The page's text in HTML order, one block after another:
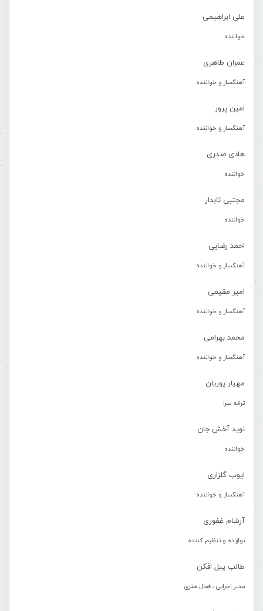
علی ابراهیمی
خواننده
عمران طاهری
آهنگساز و خواننده
امین پرور
آهنگساز و خواننده
هادی صدری
خواننده
مجتبی تابدار
خواننده
احمد رضایی
آهنگساز و خواننده
امیر مقیمی
آهنگساز و خواننده
محمد بهرامی
آهنگساز و خواننده
مهیار پوریان
ترانه سرا
نوید آخش جان
خواننده
ایوب گلزاری
آهنگساز و خواننده
آرشام غفوری
نوازنده و تنظیم کننده
طالب پیل افکن
مدیر اجرایی ، فعال هنری